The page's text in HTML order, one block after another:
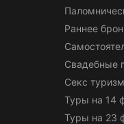
Раннее
Свадебные
Секс туризм
Туры на 14
Туры на 23